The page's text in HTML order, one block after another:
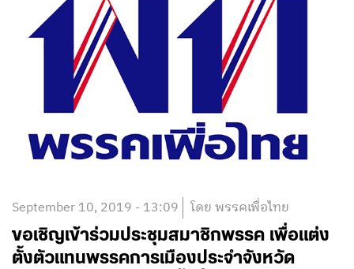
September 10, 2019 - 13:09 โดย พรรคเพื่อไทย
ขอเชิญเข้าร่วมประชุมสมาชิกพรรค เพื่อแต่ง
ตั้งตัวแทนพรรคการเมืองประจำจังหวัด